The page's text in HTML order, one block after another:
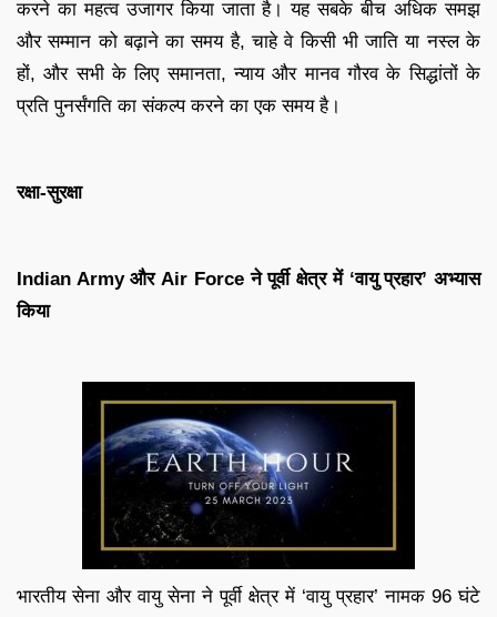
करने का महत्व उजागर किया जाता है। यह सबके बीच अधिक समझ
और सम्मान को बढ़ाने का समय है, चाहे वे किसी भी जाति या नस्ल के
हों, और सभी के लिए समानता, न्याय और मानव गौरव के सिद्धांतों के
प्रति पुनर्संगति का संकल्प करने का एक समय है।
रक्षा-सुरक्षा
Indian Army और Air Force ने पूर्वी क्षेत्र में ‘वायु प्रहार’ अभ्यास
किया
भारतीय सेना और वायु सेना ने पूर्वी क्षेत्र में ‘वायु प्रहार’ नामक 96 घंटे